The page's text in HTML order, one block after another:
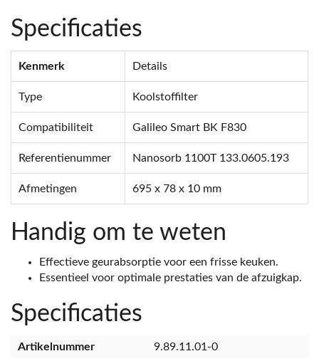
Specificaties
Kenmerk Details
Type Koolstoffilter
Compatibiliteit Galileo Smart BK F830
Referentienummer Nanosorb 1100T 133.0605.193
Afmetingen 695 x 78 x 10 mm
Handig om te weten
Effectieve geurabsorptie voor een frisse keuken.
Essentieel voor optimale prestaties van de afzuigkap.
Specificaties
Artikelnummer
9.89.11.01-0